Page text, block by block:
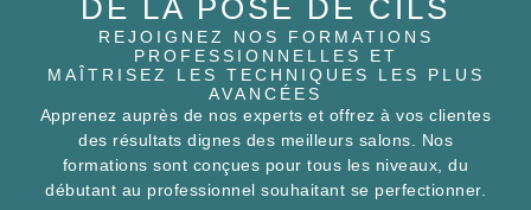
DE LA POSE DE CILS
REJOIGNEZ NOS FORMATIONS
PROFESSIONNELLES ET
MAÎTRISEZ LES TECHNIQUES LES PLUS
AVANCÉES
Apprenez auprès de nos experts et offrez à vos clientes
des résultats dignes des meilleurs salons. Nos
formations sont conçues pour tous les niveaux, du